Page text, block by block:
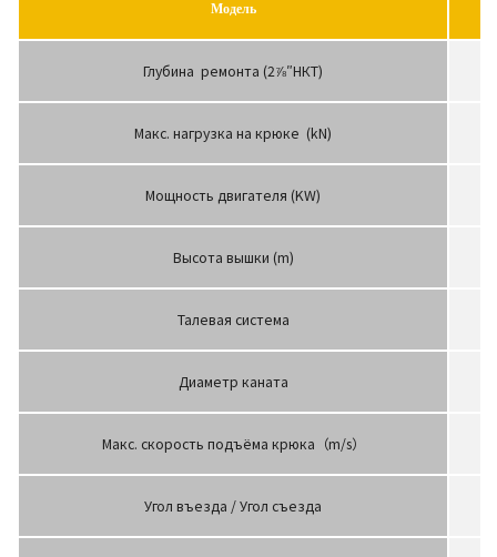
Модель
Глубина ремонта (2⅞″НКТ)
Макс. нагрузка на крюке (kN)
Мощность двигателя (KW)
Высота вышки (m)
Талевая система
Диаметр каната
Макс. скорость подъёма крюка（m/s）
Угол въезда / Угол съезда